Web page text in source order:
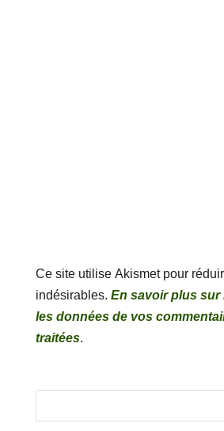
Ce site utilise Akismet pour
indésirables. En savoir plus sur
les données de vos
traitées.